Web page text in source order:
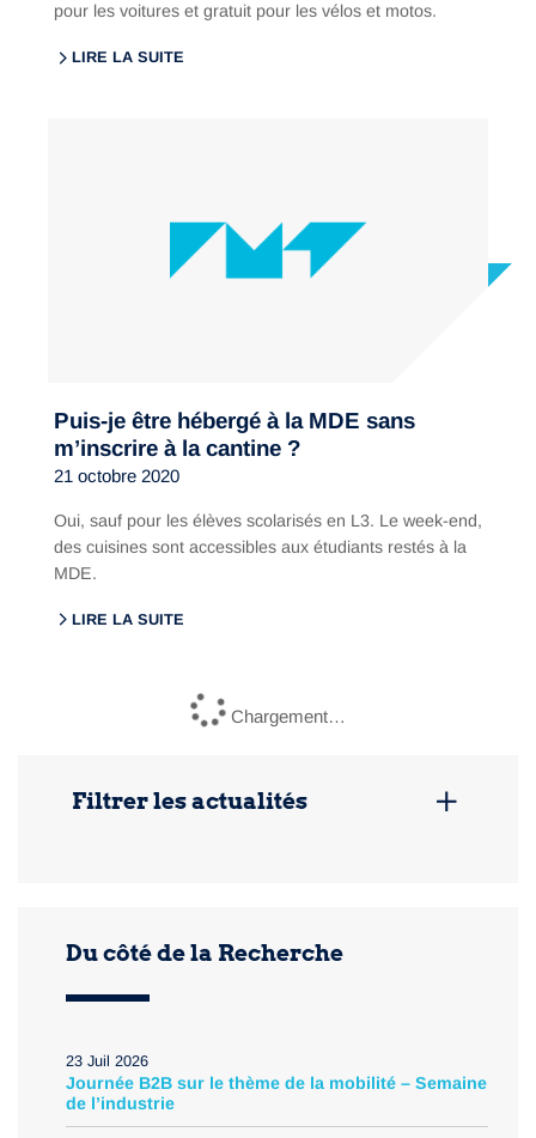
pour les voitures et gratuit pour les vélos et motos.
LIRE LA SUITE
Puis-je être hébergé à la MDE sans
m’inscrire à la cantine ?
21 octobre 2020
Oui, sauf pour les élèves scolarisés en L3. Le week-end,
des cuisines sont accessibles aux étudiants restés à la
MDE.
LIRE LA SUITE
Chargement…
Filtrer les actualités
Admissions
Recherche
International
Du côté de la Recherche
23 Juil 2026
Journée B2B sur le thème de la mobilité – Semaine
de l’industrie